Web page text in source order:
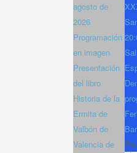
agosto de
2026
Programación
en imagen
Presentación
del libro
Historia de la
Ermita de
Valbón de
Valencia de